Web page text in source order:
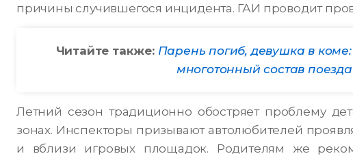
причины случившегося инцидента. ГАИ проводит
Читайте также: Парень погиб, девушка в
многотонный состав
Летний сезон традиционно обостряет проблему
зонах. Инспекторы призывают автолюбителей
и вблизи игровых площадок. Родителям же